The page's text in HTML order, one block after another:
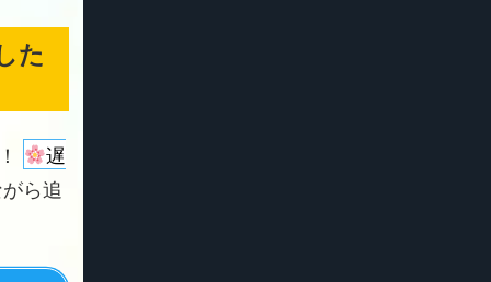
た
遅
ら追